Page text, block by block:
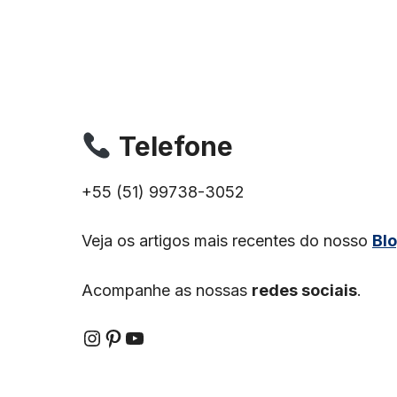
Telefone
+55 (51) 99738-3052
Veja os artigos mais recentes do nosso
Acompanhe as nossas redes sociais.
Instagram
Pinterest
YouTube